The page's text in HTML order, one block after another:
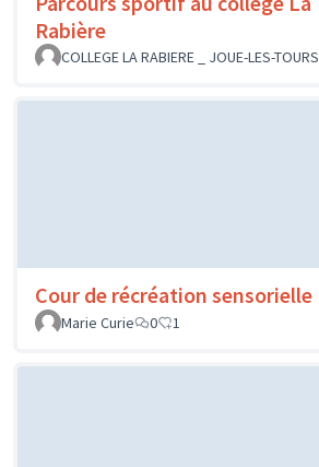
Rabière
COLLEGE LA RABIERE _ JOUE-LES-TOURS
Cour de récréation sensorielle
Marie Curie
0 1